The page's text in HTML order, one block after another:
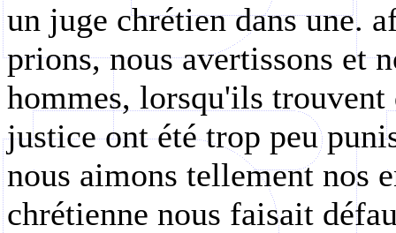
un juge chrétien dans une.
prions, nous avertissons et
hommes, lorsqu'ils trouvent
justice ont été trop peu
nous aimons tellement nos
chrétienne nous faisait